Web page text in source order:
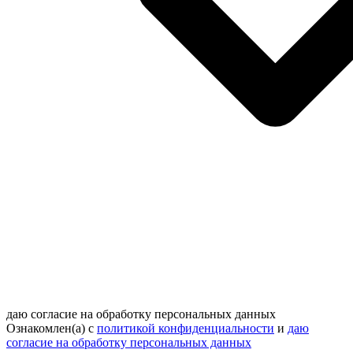
даю согласие на обработку персональных данных
Ознакомлен(а) с политикой конфиденциальности и даю
согласие на обработку персональных данных